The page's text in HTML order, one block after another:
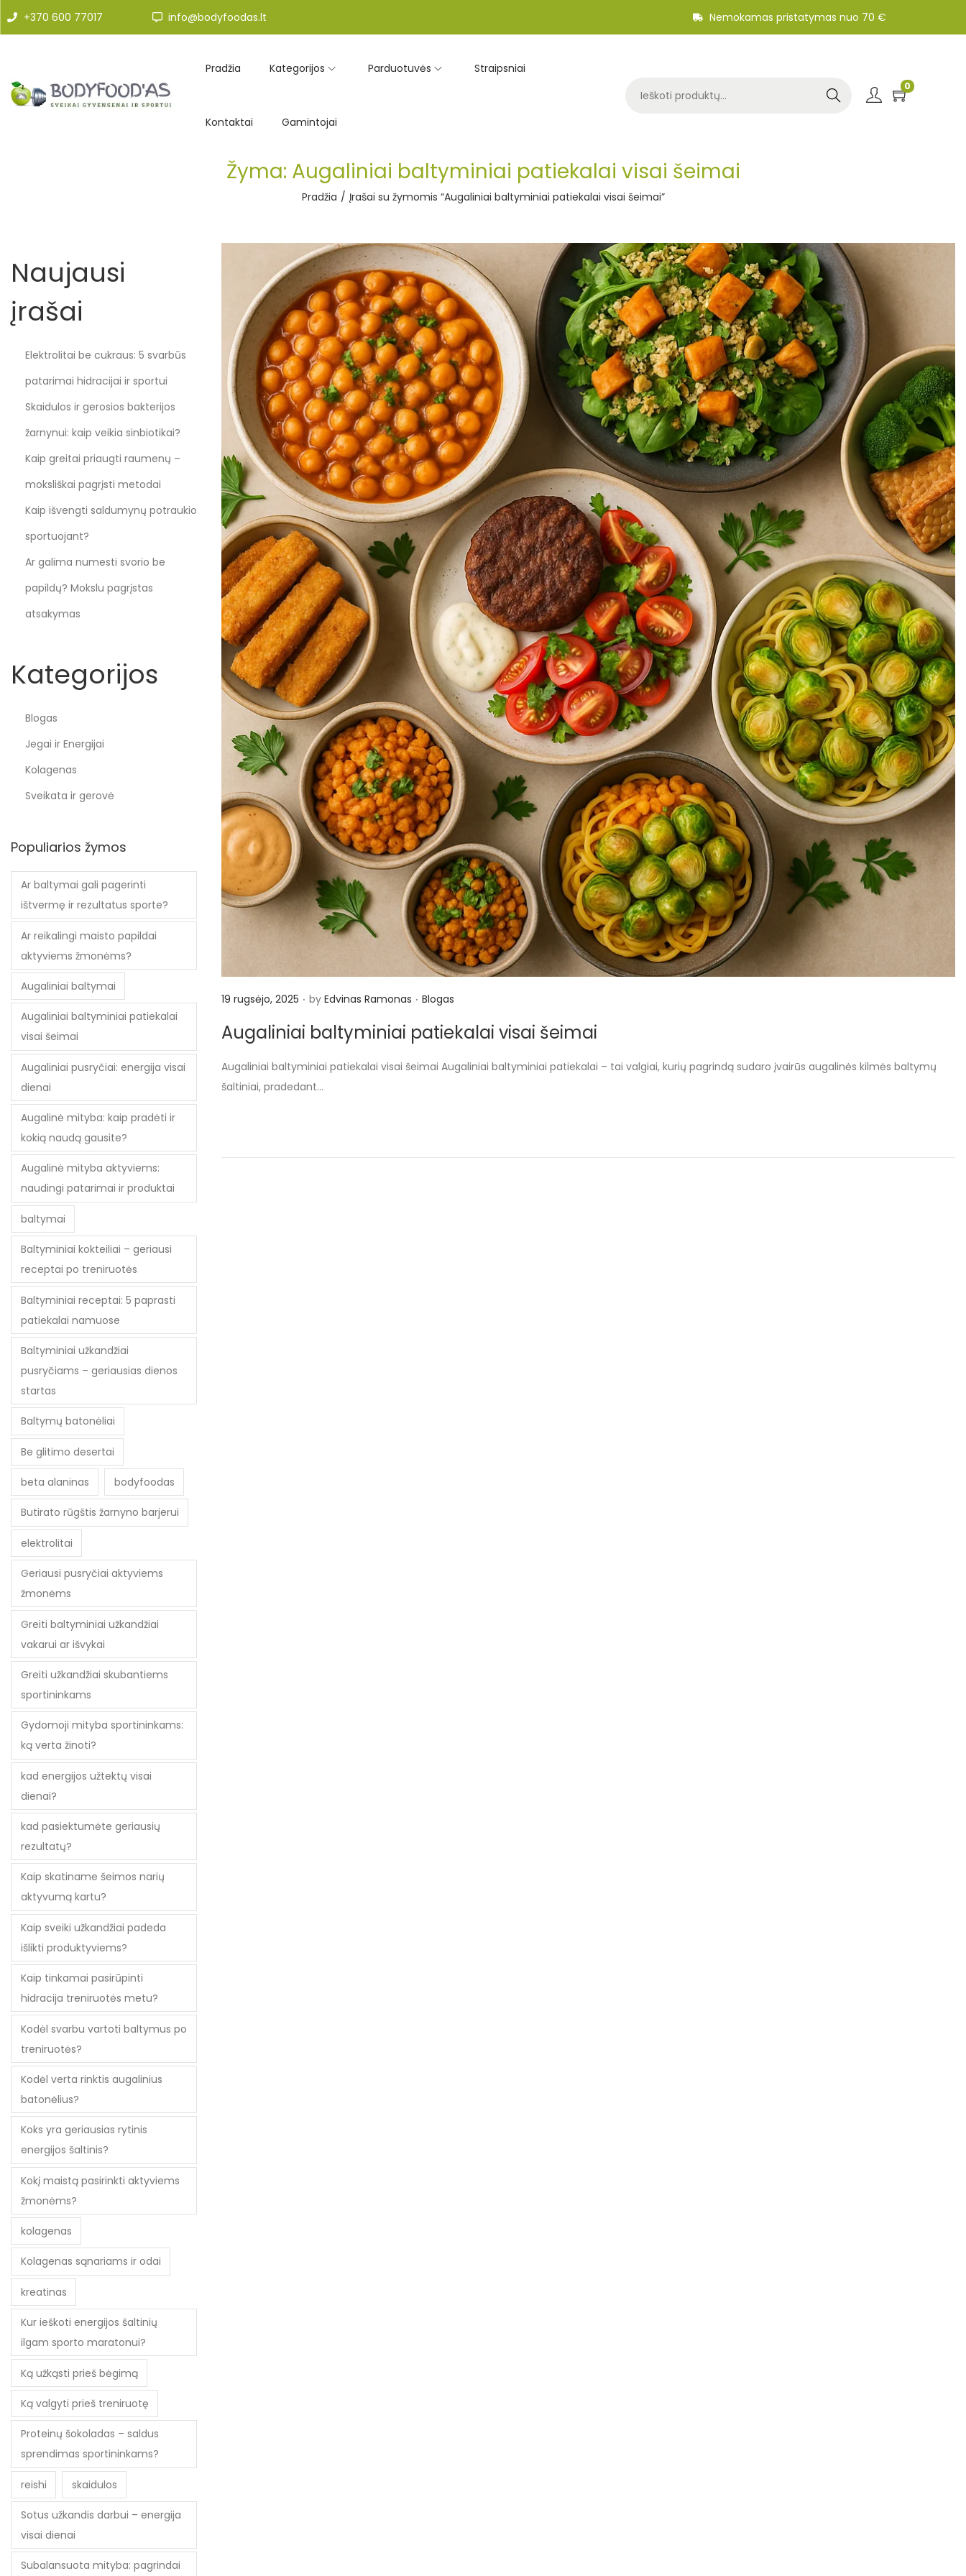
+370 600 77017 info@bodyfoodas.lt Nemokamas pristatymas nuo 70 €
Pradžia Kategorijos Parduotuvės Straipsniai
Kontaktai Gamintojai
Search
0
Žyma: Augaliniai baltyminiai patiekalai visai šeimai
Pradžia / Įrašai su žymomis “Augaliniai baltyminiai patiekalai visai šeimai”
P
s
19 rugsėjo, 2025 . by Edvinas Ramonas . P
s
Blogas
Augaliniai baltyminiai patiekalai visai šeimai
Augaliniai baltyminiai patiekalai visai šeimai Augaliniai baltyminiai patiekalai – tai valgiai, kurių pagrindą sudaro įvairūs augalinės kilmės baltymų
šaltiniai, pradedant…
Naujausi
įrašai
Elektrolitai be cukraus: 5 svarbūs
patarimai hidracijai ir sportui
Skaidulos ir gerosios bakterijos
žarnynui: kaip veikia sinbiotikai?
Kaip greitai priaugti raumenų –
moksliškai pagrįsti metodai
Kaip išvengti saldumynų potraukio
sportuojant?
Ar galima numesti svorio be
papildų? Mokslu pagrįstas
atsakymas
Kategorijos
Blogas
Jegai ir Energijai
Kolagenas
Sveikata ir gerovė
Populiarios žymos
Ar baltymai gali pagerinti
ištvermę ir rezultatus sporte?
Ar reikalingi maisto papildai
aktyviems žmonėms?
Augaliniai baltymai
Augaliniai baltyminiai patiekalai
visai šeimai
Augaliniai pusryčiai: energija visai
dienai
Augalinė mityba: kaip pradėti ir
kokią naudą gausite?
Augalinė mityba aktyviems:
naudingi patarimai ir produktai
baltymai
Baltyminiai kokteiliai – geriausi
receptai po treniruotės
Baltyminiai receptai: 5 paprasti
patiekalai namuose
Baltyminiai užkandžiai
pusryčiams – geriausias dienos
startas
Baltymų batonėliai
Be glitimo desertai
beta alaninas bodyfoodas
Butirato rūgštis žarnyno barjerui
elektrolitai
Geriausi pusryčiai aktyviems
žmonėms
Greiti baltyminiai užkandžiai
vakarui ar išvykai
Greiti užkandžiai skubantiems
sportininkams
Gydomoji mityba sportininkams:
ką verta žinoti?
kad energijos užtektų visai
dienai?
kad pasiektumėte geriausių
rezultatų?
Kaip skatiname šeimos narių
aktyvumą kartu?
Kaip sveiki užkandžiai padeda
išlikti produktyviems?
Kaip tinkamai pasirūpinti
hidracija treniruotės metu?
Kodėl svarbu vartoti baltymus po
treniruotės?
Kodėl verta rinktis augalinius
batonėlius?
Koks yra geriausias rytinis
energijos šaltinis?
Kokį maistą pasirinkti aktyviems
žmonėms?
kolagenas
Kolagenas sąnariams ir odai
kreatinas
Kur ieškoti energijos šaltinių
ilgam sporto maratonui?
Ką užkąsti prieš bėgimą
Ką valgyti prieš treniruotę
Proteinų šokoladas – saldus
sprendimas sportininkams?
reishi skaidulos
Sotus užkandis darbui – energija
visai dienai
Subalansuota mityba: pagrindai